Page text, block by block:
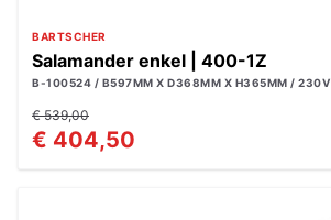
BARTSCHER
Salamander enkel | 400-1Z
B-100524 / B597MM X D368MM X H365MM / 230V
€ 539,00
€ 404,50